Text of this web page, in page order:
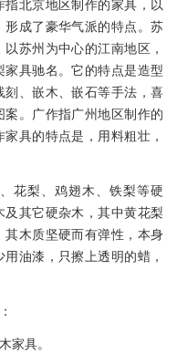
北京地区制作的家具，以
成了豪华气派的特点。苏
以苏州为中心的江南地区，
具驰名。它的特点是造型
、嵌木、嵌石等手法，喜
案。广作指广州地区制作的
具的特点是，用料粗壮，
花梨、鸡翅木、铁梨等硬
其它硬杂木，其中黄花梨
木质坚硬而有弹性，本身
油漆，只擦上透明的蜡，
家具。